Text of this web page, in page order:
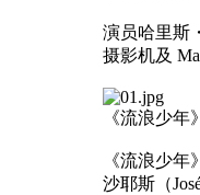
演员哈里斯
摄影机及
《流浪少年
《流浪少
沙耶斯（